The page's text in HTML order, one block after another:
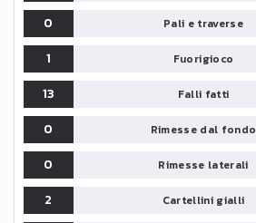
0 Pali e traverse
1
Fuorigioco
13
Falli fatti
0
Rimesse dal fondo
0
Rimesse laterali
2
Cartellini gialli